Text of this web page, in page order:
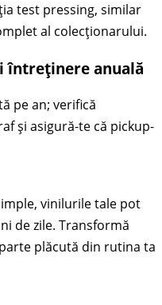
test pressing, similar
al colecționarului.
întreținere anuală
pe an; verifică
și asigură-te că pickup-
vinilurile tale pot
de zile. Transformă
plăcută din rutina ta